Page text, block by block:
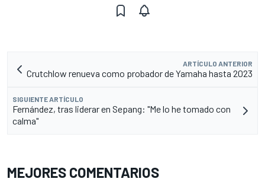
ARTÍCULO ANTERIOR
Crutchlow renueva como probador de Yamaha hasta 2023
SIGUIENTE ARTÍCULO
Fernández, tras liderar en Sepang: "Me lo he tomado con
calma"
MEJORES COMENTARIOS